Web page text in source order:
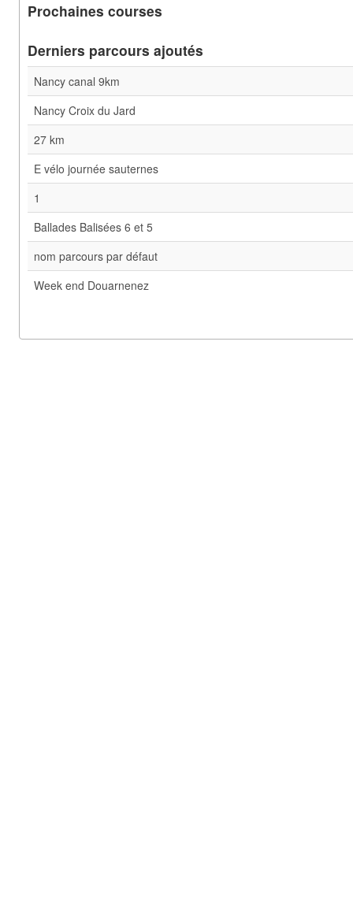
Prochaines courses
Derniers parcours ajoutés
Nancy canal 9km
Nancy Croix du Jard
27 km
E vélo journée sauternes
1
Ballades Balisées 6 et 5
nom parcours par défaut
Week end Douarnenez